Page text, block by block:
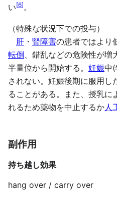
い[6]。
（特殊な状況下での投与）
肝 ・ 腎障害の患者ではより
転倒、錯乱などの危険性が増
半量位から開始する。 妊娠中(
されない。妊娠後期に服用し
ることがある。また、授乳に
れるため薬物を中止するか人
副作用
持ち越し効果
hang over / carry over